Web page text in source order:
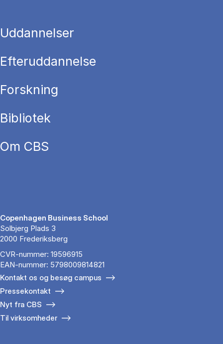
Uddannelser
Efteruddannelse
Forskning
Bibliotek
Om CBS
Copenhagen Business School
Solbjerg Plads 3
2000 Frederiksberg
CVR-nummer: 19596915
EAN-nummer: 5798009814821
Kontakt os og besøg campus
Pressekontakt
Nyt fra CBS
Til virksomheder